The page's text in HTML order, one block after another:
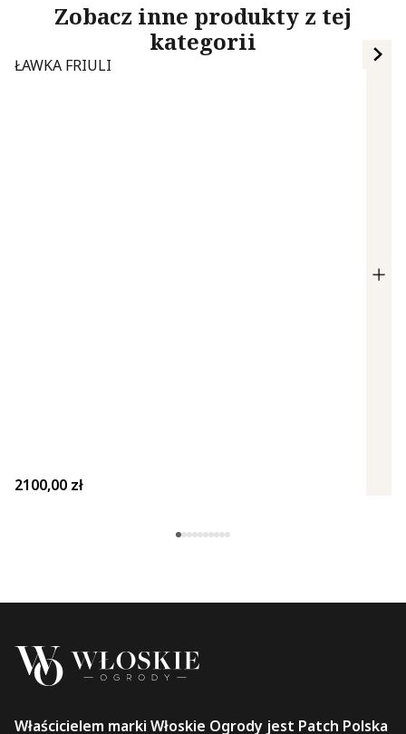
Zobacz inne produkty z tej
kategorii
ŁAWKA FRIULI
2100,00 zł
Właścicielem marki Włoskie Ogrody jest Patch Polska